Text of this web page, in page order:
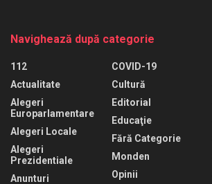
Navighează după categorie
112
Actualitate
Alegeri
Europarlamentare
Alegeri Locale
Alegeri
Prezidentiale
Anunturi
COVID-19
Cultură
Editorial
Educaţie
Fără Categorie
Monden
Opinii